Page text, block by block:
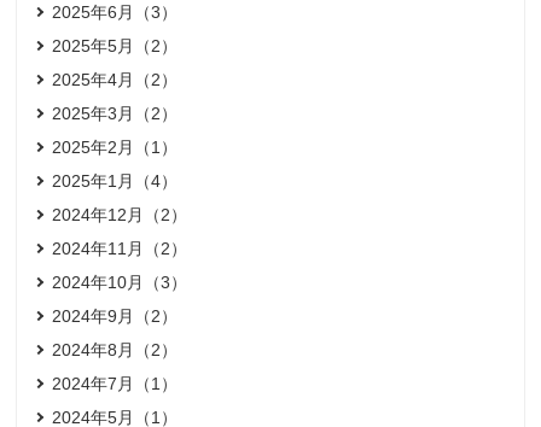
2025年6月（3）
2025年5月（2）
2025年4月（2）
2025年3月（2）
2025年2月（1）
2025年1月（4）
2024年12月（2）
2024年11月（2）
2024年10月（3）
2024年9月（2）
2024年8月（2）
2024年7月（1）
2024年5月（1）